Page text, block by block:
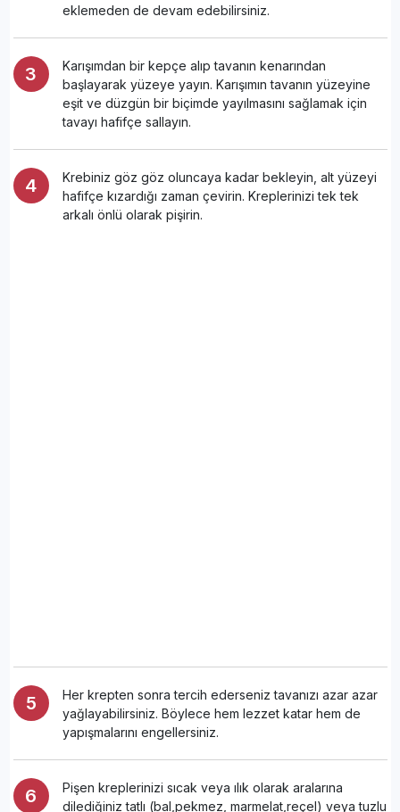
eklemeden de devam edebilirsiniz.
Karışımdan bir kepçe alıp tavanın kenarından
başlayarak yüzeye yayın. Karışımın tavanın yüzeyine
eşit ve düzgün bir biçimde yayılmasını sağlamak için
tavayı hafifçe sallayın.
Krebiniz göz göz oluncaya kadar bekleyin, alt yüzeyi
hafifçe kızardığı zaman çevirin. Kreplerinizi tek tek
arkalı önlü olarak pişirin.
Her krepten sonra tercih ederseniz tavanızı azar azar
yağlayabilirsiniz. Böylece hem lezzet katar hem de
yapışmalarını engellersiniz.
Pişen kreplerinizi sıcak veya ılık olarak aralarına
dilediğiniz tatlı (bal,pekmez, marmelat,reçel) veya tuzlu